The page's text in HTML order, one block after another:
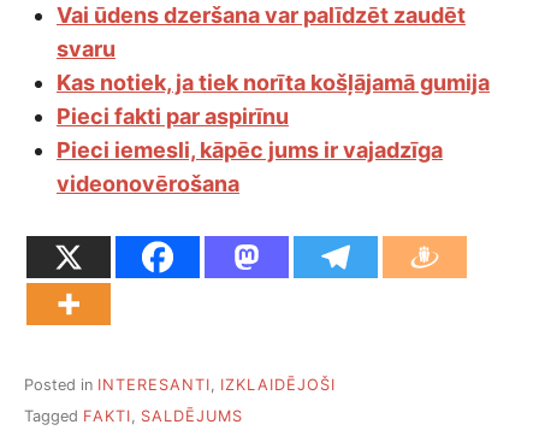
Vai ūdens dzeršana var palīdzēt zaudēt
svaru
Kas notiek, ja tiek norīta košļājamā gumija
Pieci fakti par aspirīnu
Pieci iemesli, kāpēc jums ir vajadzīga
videonovērošana
Posted in INTERESANTI
IZKLAIDĒJOŠI
Tagged FAKTI, SALDĒJUMS